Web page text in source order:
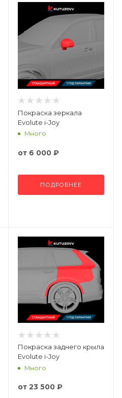
Покраска зеркала
Evolute i-Joy
Много
от 6 000 ₽
ПОДРОБНЕЕ
Покраска заднего крыла
Evolute i-Joy
Много
от 23 500 ₽